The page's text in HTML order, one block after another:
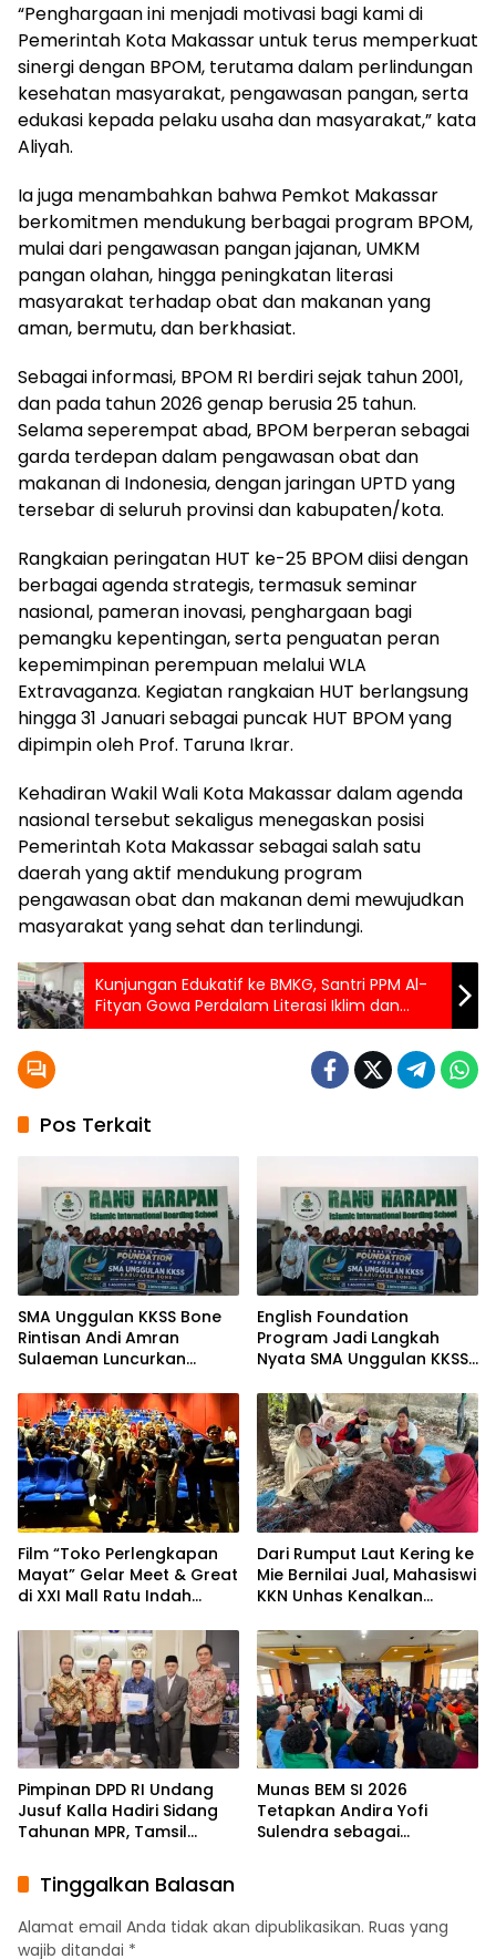
“Penghargaan ini menjadi motivasi bagi kami di
Pemerintah Kota Makassar untuk terus memperkuat
sinergi dengan BPOM, terutama dalam perlindungan
kesehatan masyarakat, pengawasan pangan, serta
edukasi kepada pelaku usaha dan masyarakat,” kata
Aliyah.
Ia juga menambahkan bahwa Pemkot Makassar
berkomitmen mendukung berbagai program BPOM,
mulai dari pengawasan pangan jajanan, UMKM
pangan olahan, hingga peningkatan literasi
masyarakat terhadap obat dan makanan yang
aman, bermutu, dan berkhasiat.
Sebagai informasi, BPOM RI berdiri sejak tahun 2001,
dan pada tahun 2026 genap berusia 25 tahun.
Selama seperempat abad, BPOM berperan sebagai
garda terdepan dalam pengawasan obat dan
makanan di Indonesia, dengan jaringan UPTD yang
tersebar di seluruh provinsi dan kabupaten/kota.
Rangkaian peringatan HUT ke-25 BPOM diisi dengan
berbagai agenda strategis, termasuk seminar
nasional, pameran inovasi, penghargaan bagi
pemangku kepentingan, serta penguatan peran
kepemimpinan perempuan melalui WLA
Extravaganza. Kegiatan rangkaian HUT berlangsung
hingga 31 Januari sebagai puncak HUT BPOM yang
dipimpin oleh Prof. Taruna Ikrar.
Kehadiran Wakil Wali Kota Makassar dalam agenda
nasional tersebut sekaligus menegaskan posisi
Pemerintah Kota Makassar sebagai salah satu
daerah yang aktif mendukung program
pengawasan obat dan makanan demi mewujudkan
masyarakat yang sehat dan terlindungi.
Kunjungan Edukatif ke BMKG, Santri PPM Al-
Fityan Gowa Perdalam Literasi Iklim dan
Kebencanaan
Pos Terkait
SMA Unggulan KKSS Bone
Rintisan Andi Amran
Sulaeman Luncurkan
Program
English Foundation
Program Jadi Langkah
Nyata SMA Unggulan KKSS
Berdaya Saing Global
Film “Toko Perlengkapan
Mayat” Gelar Meet & Great
di XXI Mall Ratu Indah
Dari Rumput Laut Kering ke
Mie Bernilai Jual, Mahasiswi
KKN Unhas Kenalkan
kepada Petani Desa
Baruga
Pimpinan DPD RI Undang
Jusuf Kalla Hadiri Sidang
Tahunan MPR, Tamsil
Membangun Solidaritas
Kepemimpinan Bangsa
Munas BEM SI 2026
Tetapkan Andira Yofi
Sulendra sebagai
Tinggalkan Balasan
Alamat email Anda tidak akan dipublikasikan. Ruas yang
wajib ditandai *